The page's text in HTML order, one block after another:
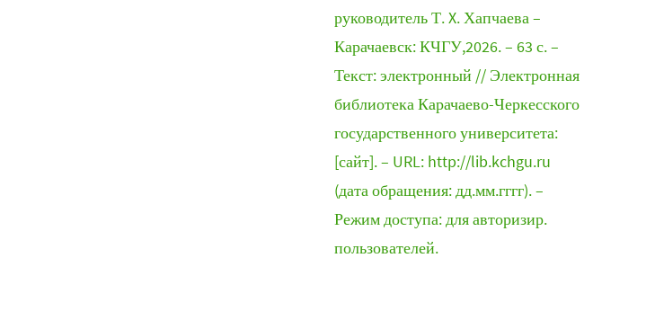
руководитель Т. X. Хапчаева –
Карачаевск: КЧГУ,2026. – 63 с. –
Текст: электронный // Электронная
библиотека Карачаево-Черкесского
государственного университета:
[сайт]. – URL: http://lib.kchgu.ru
(дата обращения: дд.мм.гггг). –
Режим доступа: для авторизир.
пользователей.